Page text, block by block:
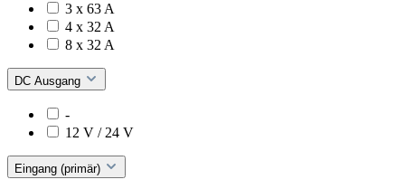
3 x 63 A
4 x 32 A
8 x 32 A
DC Ausgang
-
12 V / 24 V
Eingang (primär)